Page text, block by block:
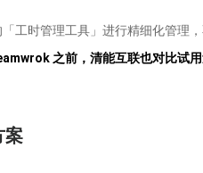
工时管理工具」进行精细化管理
之前，清能互联也对比试
案